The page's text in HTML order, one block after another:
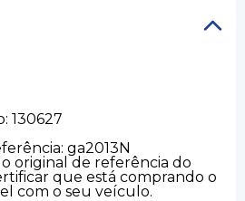
130627
ga2013N
original de referência do
que está comprando o
com o seu veículo.